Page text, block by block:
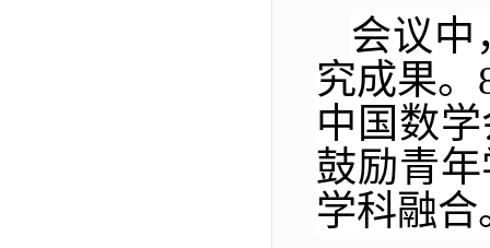
会议中
究成果
中国数
鼓励青
学科融合